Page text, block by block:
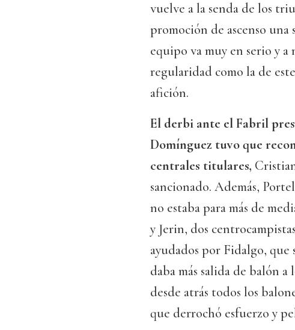
vuelve a la senda de los
promoción de ascenso una
equipo va muy en serio y
regularidad como la de
afición.
El derbi ante el Fabril
Domínguez tuvo que
centrales titulares,
sancionado. Además,
no estaba para más de
y Jerin, dos
ayudados por Fidalgo, que
daba más salida de balón
desde atrás todos los
que derrochó esfuerzo y